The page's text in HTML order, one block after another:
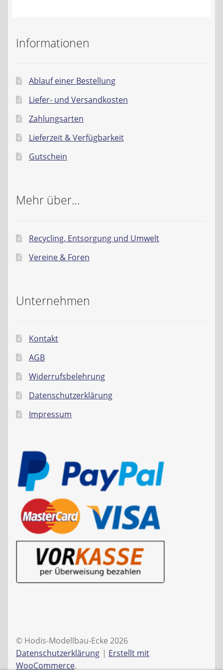
Datenschutzerklärung
Impressum
Informationen
Ablauf einer Bestellung
Liefer- und Versandkosten
Zahlungsarten
Lieferzeit & Verfügbarkeit
Gutschein
Mehr über…
Recycling, Entsorgung und Umwelt
Vereine & Foren
Unternehmen
Kontakt
AGB
Widerrufsbelehrung
Datenschutzerklärung
Impressum
© Hodis-Modellbau-Ecke 2026
Datenschutzerklärung
Erstellt mit
WooCommerce.